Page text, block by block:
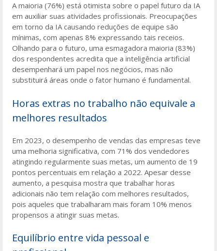
A maioria (76%) está otimista sobre o papel futuro da IA
em auxiliar suas atividades profissionais. Preocupações
em torno da IA causando reduções de equipe são
mínimas, com apenas 8% expressando tais receios.
Olhando para o futuro, uma esmagadora maioria (83%)
dos respondentes acredita que a inteligência artificial
desempenhará um papel nos negócios, mas não
substituirá áreas onde o fator humano é fundamental.
Horas extras no trabalho não equivale a
melhores resultados
Em 2023, o desempenho de vendas das empresas teve
uma melhoria significativa, com 71% dos vendedores
atingindo regularmente suas metas, um aumento de 19
pontos percentuais em relação a 2022. Apesar desse
aumento, a pesquisa mostra que trabalhar horas
adicionais não tem relação com melhores resultados,
pois aqueles que trabalharam mais foram 10% menos
propensos a atingir suas metas.
Equilíbrio entre vida pessoal e